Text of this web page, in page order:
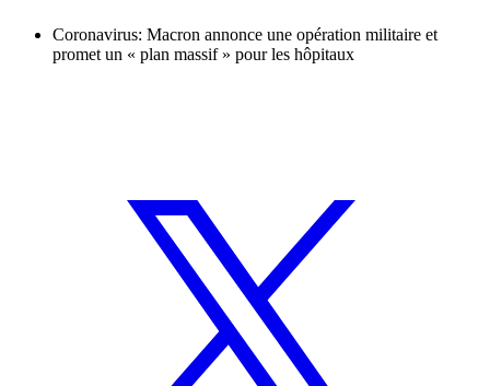
Coronavirus: Macron annonce une opération militaire et
promet un « plan massif » pour les hôpitaux